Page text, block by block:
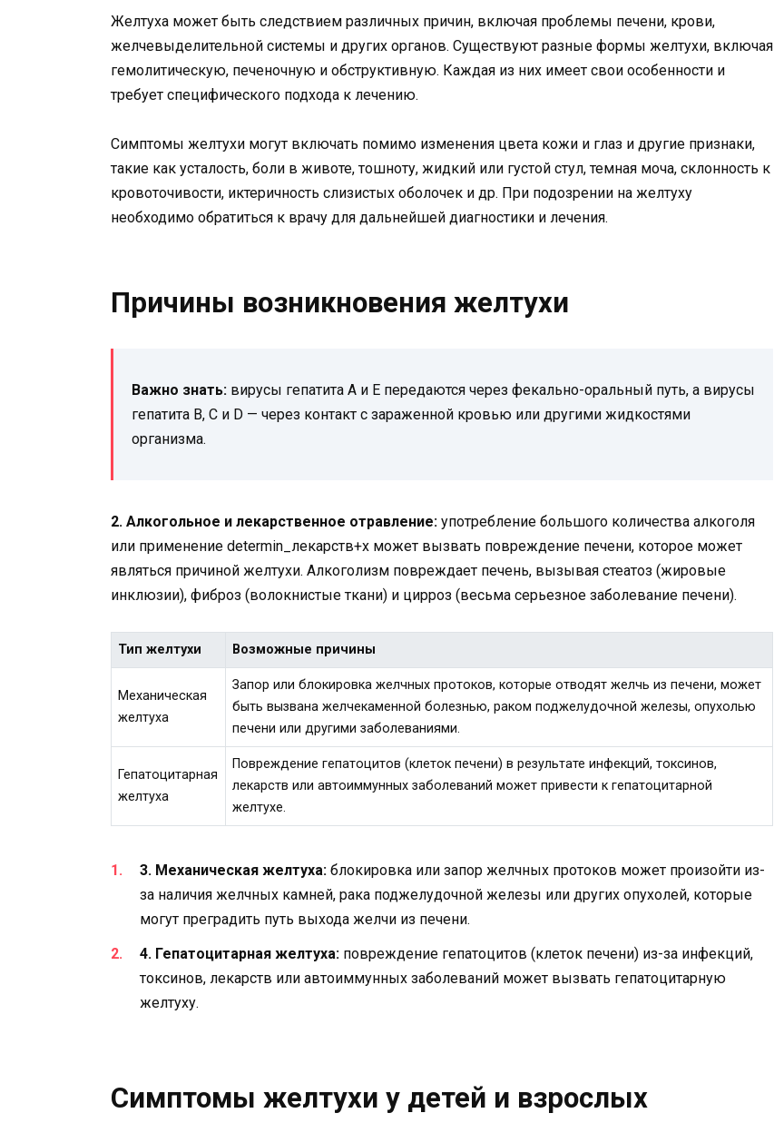
Желтуха может быть следствием различных причин, включая проблемы печени, крови,
желчевыделительной системы и других органов. Существуют разные формы желтухи, включая
гемолитическую, печеночную и обструктивную. Каждая из них имеет свои особенности и
требует специфического подхода к лечению.
Симптомы желтухи могут включать помимо изменения цвета кожи и глаз и другие признаки,
такие как усталость, боли в животе, тошноту, жидкий или густой стул, темная моча, склонность к
кровоточивости, иктеричность слизистых оболочек и др. При подозрении на желтуху
необходимо обратиться к врачу для дальнейшей диагностики и лечения.
Причины возникновения желтухи
Важно знать: вирусы гепатита A и E передаются через фекально-оральный путь, а вирусы
гепатита B, C и D — через контакт с зараженной кровью или другими жидкостями
организма.
2. Алкогольное и лекарственное отравление: употребление большого количества алкоголя
или применение determin_лекарств+x может вызвать повреждение печени, которое может
являться причиной желтухи. Алкоголизм повреждает печень, вызывая стеатоз (жировые
инклюзии), фиброз (волокнистые ткани) и цирроз (весьма серьезное заболевание печени).
Тип желтухи Возможные причины
Механическая
желтуха
Запор или блокировка желчных протоков, которые отводят желчь из печени, может
быть вызвана желчекаменной болезнью, раком поджелудочной железы, опухолью
печени или другими заболеваниями.
Гепатоцитарная
желтуха
Повреждение гепатоцитов (клеток печени) в результате инфекций, токсинов,
лекарств или автоиммунных заболеваний может привести к гепатоцитарной
желтухе.
3. Механическая желтуха: блокировка или запор желчных протоков может произойти из-
за наличия желчных камней, рака поджелудочной железы или других опухолей, которые
могут преградить путь выхода желчи из печени.
4. Гепатоцитарная желтуха: повреждение гепатоцитов (клеток печени) из-за инфекций,
токсинов, лекарств или автоиммунных заболеваний может вызвать гепатоцитарную
желтуху.
Симптомы желтухи у детей и взрослых